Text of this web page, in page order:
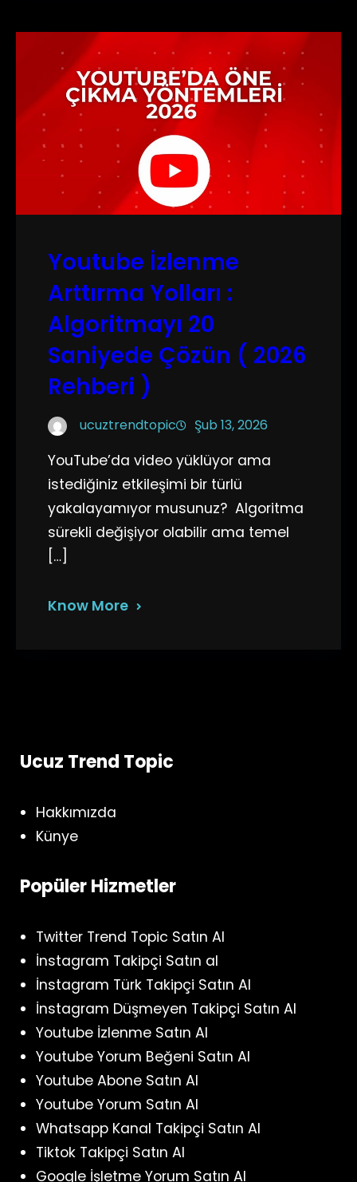
Youtube İzlenme
Arttırma Yolları :
Algoritmayı 20
Saniyede Çözün ( 2026
Rehberi )
ucuztrendtopic Şub 13, 2026
YouTube’da video yüklüyor ama
istediğiniz etkileşimi bir türlü
yakalayamıyor musunuz? Algoritma
sürekli değişiyor olabilir ama temel
[…]
Know More
Ucuz Trend Topic
Hakkımızda
Künye
Popüler Hizmetler
Twitter Trend Topic Satın Al
İnstagram Takipçi Satın al
İnstagram Türk Takipçi Satın Al
İnstagram Düşmeyen Takipçi Satın Al
Youtube İzlenme Satın Al
Youtube Yorum Beğeni Satın Al
Youtube Abone Satın Al
Youtube Yorum Satın Al
Whatsapp Kanal Takipçi Satın Al
Tiktok Takipçi Satın Al
Google İşletme Yorum Satın Al